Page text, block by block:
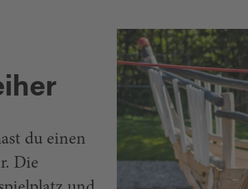
du einen
Die